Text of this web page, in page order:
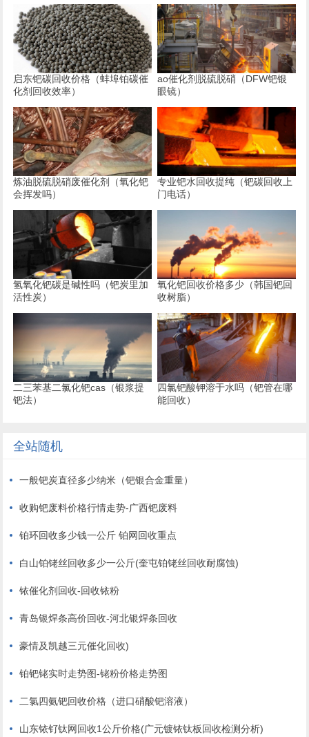
启东钯碳回收价格（蚌埠铂碳催
化剂回收效率）
ao催化剂脱硫脱硝（DFW钯银
眼镜）
炼油脱硫脱硝废催化剂（氧化钯
会挥发吗）
专业钯水回收提纯（钯碳回收上
门电话）
氢氧化钯碳是碱性吗（钯炭里加
活性炭）
氧化钯回收价格多少（韩国钯回
收树脂）
二三苯基二氯化钯cas（银浆提
钯法）
四氯钯酸钾溶于水吗（钯管在哪
能回收）
全站随机
一般钯炭直径多少纳米（钯银合金重量）
收购钯废料价格行情走势-广西钯废料
铂环回收多少钱一公斤 铂网回收重点
白山铂铑丝回收多少一公斤(奎屯铂铑丝回收耐腐蚀)
铱催化剂回收-回收铱粉
青岛银焊条高价回收-河北银焊条回收
豪情及凯越三元催化回收)
铂钯铑实时走势图-铑粉价格走势图
二氯四氨钯回收价格（进口硝酸钯溶液）
山东铱钌钛网回收1公斤价格(广元镀铱钛板回收检测分析)